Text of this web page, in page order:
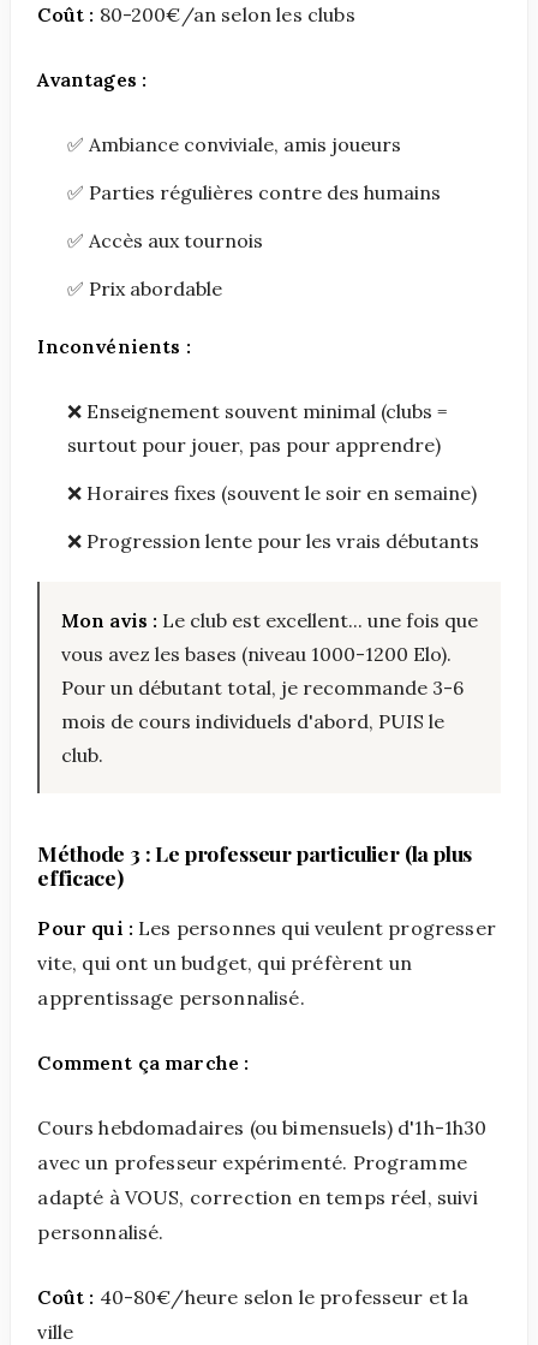
Coût : 80-200€/an selon les clubs
Avantages :
✅ Ambiance conviviale, amis joueurs
✅ Parties régulières contre des humains
✅ Accès aux tournois
✅ Prix abordable
Inconvénients :
❌ Enseignement souvent minimal (clubs =
surtout pour jouer, pas pour apprendre)
❌ Horaires fixes (souvent le soir en semaine)
❌ Progression lente pour les vrais débutants
Mon avis : Le club est excellent... une fois que
vous avez les bases (niveau 1000-1200 Elo).
Pour un débutant total, je recommande 3-6
mois de cours individuels d'abord, PUIS le
club.
Méthode 3 : Le professeur particulier (la plus
efficace)
Pour qui : Les personnes qui veulent progresser
vite, qui ont un budget, qui préfèrent un
apprentissage personnalisé.
Comment ça marche :
Cours hebdomadaires (ou bimensuels) d'1h-1h30
avec un professeur expérimenté. Programme
adapté à VOUS, correction en temps réel, suivi
personnalisé.
Coût : 40-80€/heure selon le professeur et la
ville